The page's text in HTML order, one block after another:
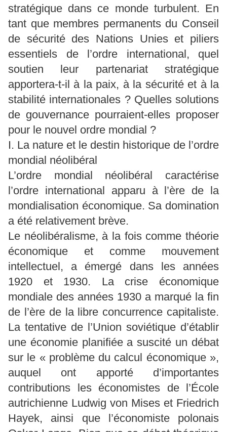
stratégique dans ce monde turbulent. En
tant que membres permanents du Conseil
de sécurité des Nations Unies et piliers
essentiels de l’ordre international, quel
soutien leur partenariat stratégique
apportera-t-il à la paix, à la sécurité et à la
stabilité internationales ? Quelles solutions
de gouvernance pourraient-elles proposer
pour le nouvel ordre mondial ?
I. La nature et le destin historique de l’ordre
mondial néolibéral
L’ordre mondial néolibéral caractérise
l’ordre international apparu à l’ère de la
mondialisation économique. Sa domination
a été relativement brève.
Le néolibéralisme, à la fois comme théorie
économique et comme mouvement
intellectuel, a émergé dans les années
1920 et 1930. La crise économique
mondiale des années 1930 a marqué la fin
de l’ère de la libre concurrence capitaliste.
La tentative de l’Union soviétique d’établir
une économie planifiée a suscité un débat
sur le « problème du calcul économique »,
auquel ont apporté d’importantes
contributions les économistes de l’École
autrichienne Ludwig von Mises et Friedrich
Hayek, ainsi que l’économiste polonais